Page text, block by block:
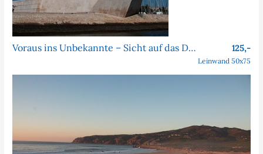
Voraus ins Unbekannte – Sicht auf das Denkmal der Entdeckungen vom Tejo 125,-
Leinwand 50x75